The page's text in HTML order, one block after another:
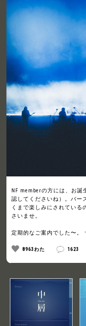
NF memberの方には、お
認してくださいね）。バー
くまで楽しみにされている
さいませ。
定期的なご案内でした〜。
8963わた 1623